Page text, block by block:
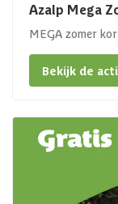
Azalp Mega
MEGA zomer
Bekijk de